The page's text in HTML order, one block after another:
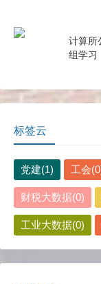
计算所
组学习
标签云
党建(1) 工会
财税大数据(0)
工业大数据(0)